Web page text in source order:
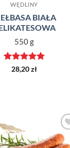
WĘDLINY
BIAŁA
550 g
Oceniono
28,20zł
Dodaj do